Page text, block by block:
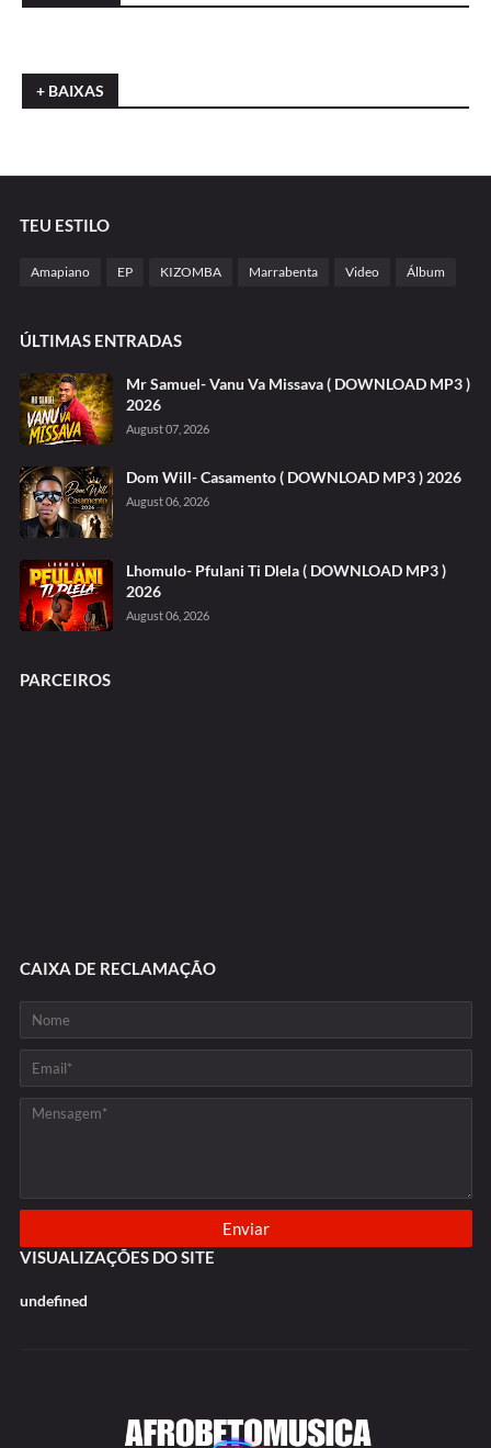
+ BAIXAS
TEU ESTILO
Amapiano EP KIZOMBA Marrabenta Video Álbum
ÚLTIMAS ENTRADAS
Mr Samuel- Vanu Va Missava ( DOWNLOAD MP3 )
2026
August 07, 2026
Dom Will- Casamento ( DOWNLOAD MP3 ) 2026
August 06, 2026
Lhomulo- Pfulani Ti Dlela ( DOWNLOAD MP3 )
2026
August 06, 2026
PARCEIROS
CAIXA DE RECLAMAÇÃO
VISUALIZAÇÕES DO SITE
undefned